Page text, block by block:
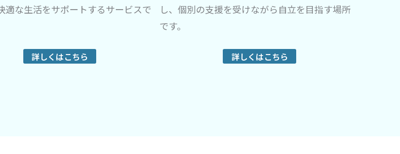
適な生活をサポートするサービスで
詳しくはこちら
し、個別の支援を受けながら自立を目指す場所
です。
詳しくはこちら